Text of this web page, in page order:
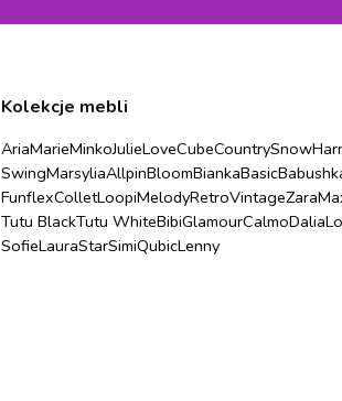
Kolekcje mebli
AriaMarieMinkoJulieLoveCubeCountrySnow
SwingMarsyliaAllpinBloomBiankaBasic
FunflexColletLoopiMelodyRetroVintageZara
Tutu BlackTutu WhiteBibiGlamourCalmoDalia
SofieLauraStarSimiQubicLenny